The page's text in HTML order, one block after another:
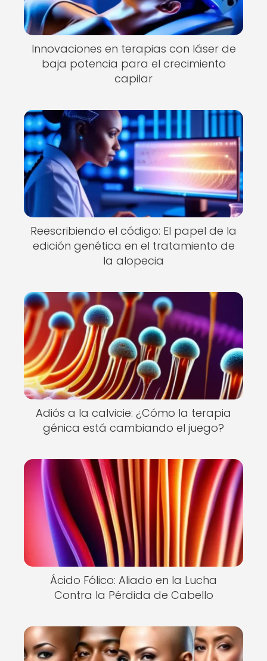
Innovaciones en terapias con láser de
baja potencia para el crecimiento
capilar
Reescribiendo el código: El papel de la
edición genética en el tratamiento de
la alopecia
Adiós a la calvicie: ¿Cómo la terapia
génica está cambiando el juego?
Ácido Fólico: Aliado en la Lucha
Contra la Pérdida de Cabello